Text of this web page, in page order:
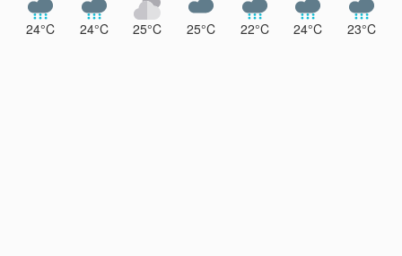
24°C 24°C 25°C 25°C 22°C 24°C 23°C